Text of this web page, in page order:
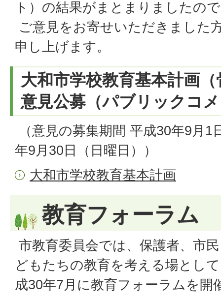
ト）の結果がまとまりましたの
ご意見をお寄せいただきました
申し上げます。
大和市学校教育基本計画
意見公募（パブリックコ
（意見の募集期間 平成30年9月1
年9月30日（日曜日））
大和市学校教育基本計画
教育フォーラム
市教育委員会では、保護者、市
どもたちの教育を考える場とし
成30年7月に教育フォーラムを開